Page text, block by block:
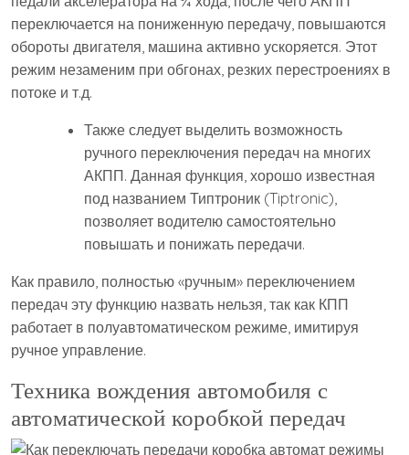
переключается на пониженную передачу, повышаются
обороты двигателя, машина активно ускоряется. Этот
режим незаменим при обгонах, резких перестроениях в
потоке и т.д.
Также следует выделить возможность
ручного переключения передач на многих
АКПП. Данная функция, хорошо известная
под названием Типтроник (Tiptronic),
позволяет водителю самостоятельно
повышать и понижать передачи.
Как правило, полностью «ручным» переключением
передач эту функцию назвать нельзя, так как КПП
работает в полуавтоматическом режиме, имитируя
ручное управление.
Техника вождения автомобиля с
автоматической коробкой передач